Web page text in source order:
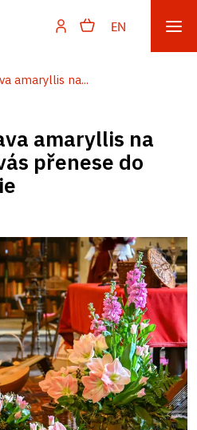
EN
amaryllis na...
amaryllis na
přenese do